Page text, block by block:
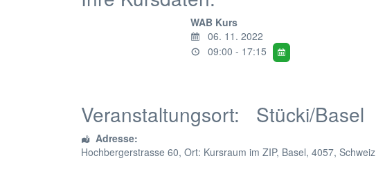
WAB Kurs
06. 11. 2022
09:00 - 17:15
Veranstaltungsort: Stücki/Basel
Adresse:
Hochbergerstrasse 60, Ort: Kursraum im ZIP, Basel, 4057, Schweiz